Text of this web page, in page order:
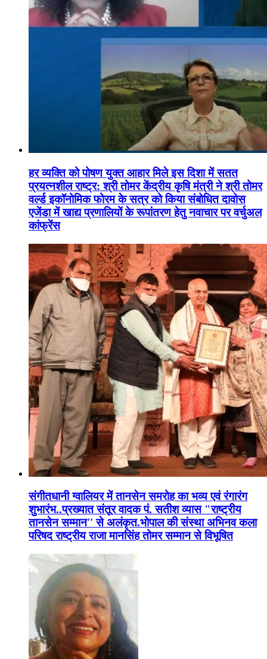
हर व्यक्ति को पोषण युक्त आहार मिले इस दिशा में सतत
प्रयत्नशील राष्ट्र: श्री तोमर केंद्रीय कृषि मंत्री ने श्री तोमर
वर्ल्ड इकॉनोमिक फोरम के सत्र को किया संबोधित दावोस
एजेंडा में खाद्य प्रणालियों के रूपांतरण हेतु नवाचार पर वर्चुअल
कांफ्रेंस
संगीतधानी ग्वालियर में तानसेन समरोह का भव्य एवं रंगारंग
शुभारंभ..प्रख्यात संतूर वादक पं. सतीश व्यास "राष्ट्रीय
तानसेन सम्मान'' से अलंकृत.भोपाल की संस्था अभिनव कला
परिषद राष्ट्रीय राजा मानसिंह तोमर सम्मान से विभूषित